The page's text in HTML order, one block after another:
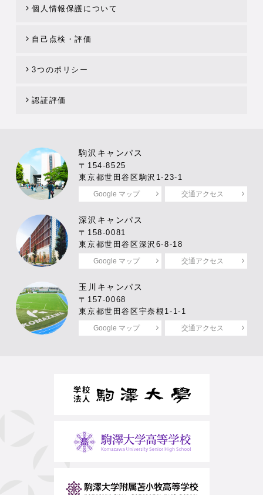
個人情報保護について
自己点検・評価
3つのポリシー
認証評価
駒沢キャンパス
〒154-8525
東京都世田谷区駒沢1-23-1
Google マップ 交通アクセス
深沢キャンパス
〒158-0081
東京都世田谷区深沢6-8-18
Google マップ 交通アクセス
玉川キャンパス
〒157-0068
東京都世田谷区宇奈根1-1-1
Google マップ 交通アクセス